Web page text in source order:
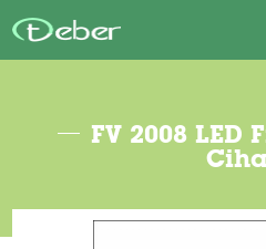
FV 2008 LED